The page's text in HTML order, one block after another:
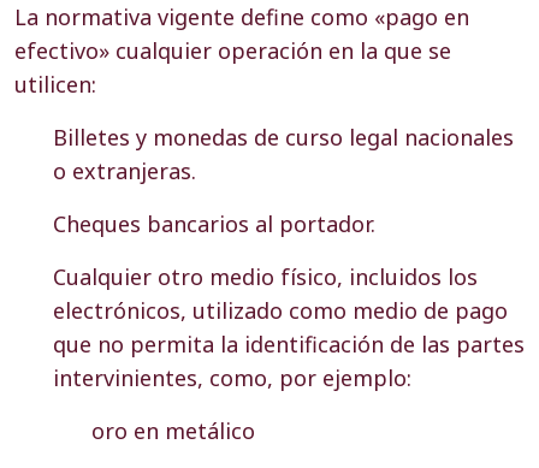
La normativa vigente define como «pago en
efectivo» cualquier operación en la que se
utilicen:
Billetes y monedas de curso legal nacionales
o extranjeras.
Cheques bancarios al portador.
Cualquier otro medio físico, incluidos los
electrónicos, utilizado como medio de pago
que no permita la identificación de las partes
intervinientes, como, por ejemplo:
oro en metálico